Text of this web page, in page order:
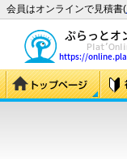
会員はオンラインで見積書(